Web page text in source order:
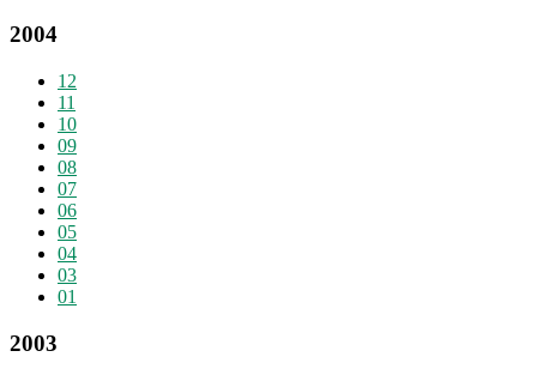
2004
12
11
10
09
08
07
06
05
04
03
01
2003